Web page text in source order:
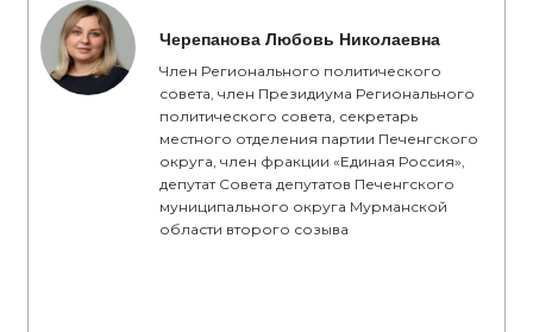
Черепанова Любовь Николаевна
Член Регионального политического
совета, член Президиума Регионального
политического совета, секретарь
местного отделения партии Печенгского
округа, член фракции «Единая Россия»,
депутат Совета депутатов Печенгского
муниципального округа Мурманской
области второго созыва